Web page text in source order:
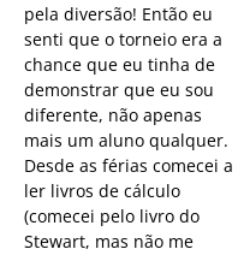
pela diversão! Então eu
senti que o torneio era a
chance que eu tinha de
demonstrar que eu sou
diferente, não apenas
mais um aluno qualquer.
Desde as férias comecei a
ler livros de cálculo
(comecei pelo livro do
Stewart, mas não me